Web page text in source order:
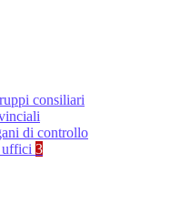
consiliari
di controllo
uffici 3